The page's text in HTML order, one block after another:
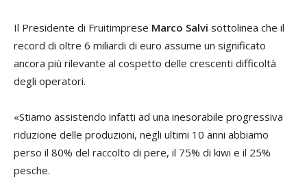
Il Presidente di Fruitimprese Marco Salvi sottolinea che il
record di oltre 6 miliardi di euro assume un significato
ancora più rilevante al cospetto delle crescenti difficoltà
degli operatori.
«Stiamo assistendo infatti ad una inesorabile progressiva
riduzione delle produzioni, negli ultimi 10 anni abbiamo
perso il 80% del raccolto di pere, il 75% di kiwi e il 25%
pesche.